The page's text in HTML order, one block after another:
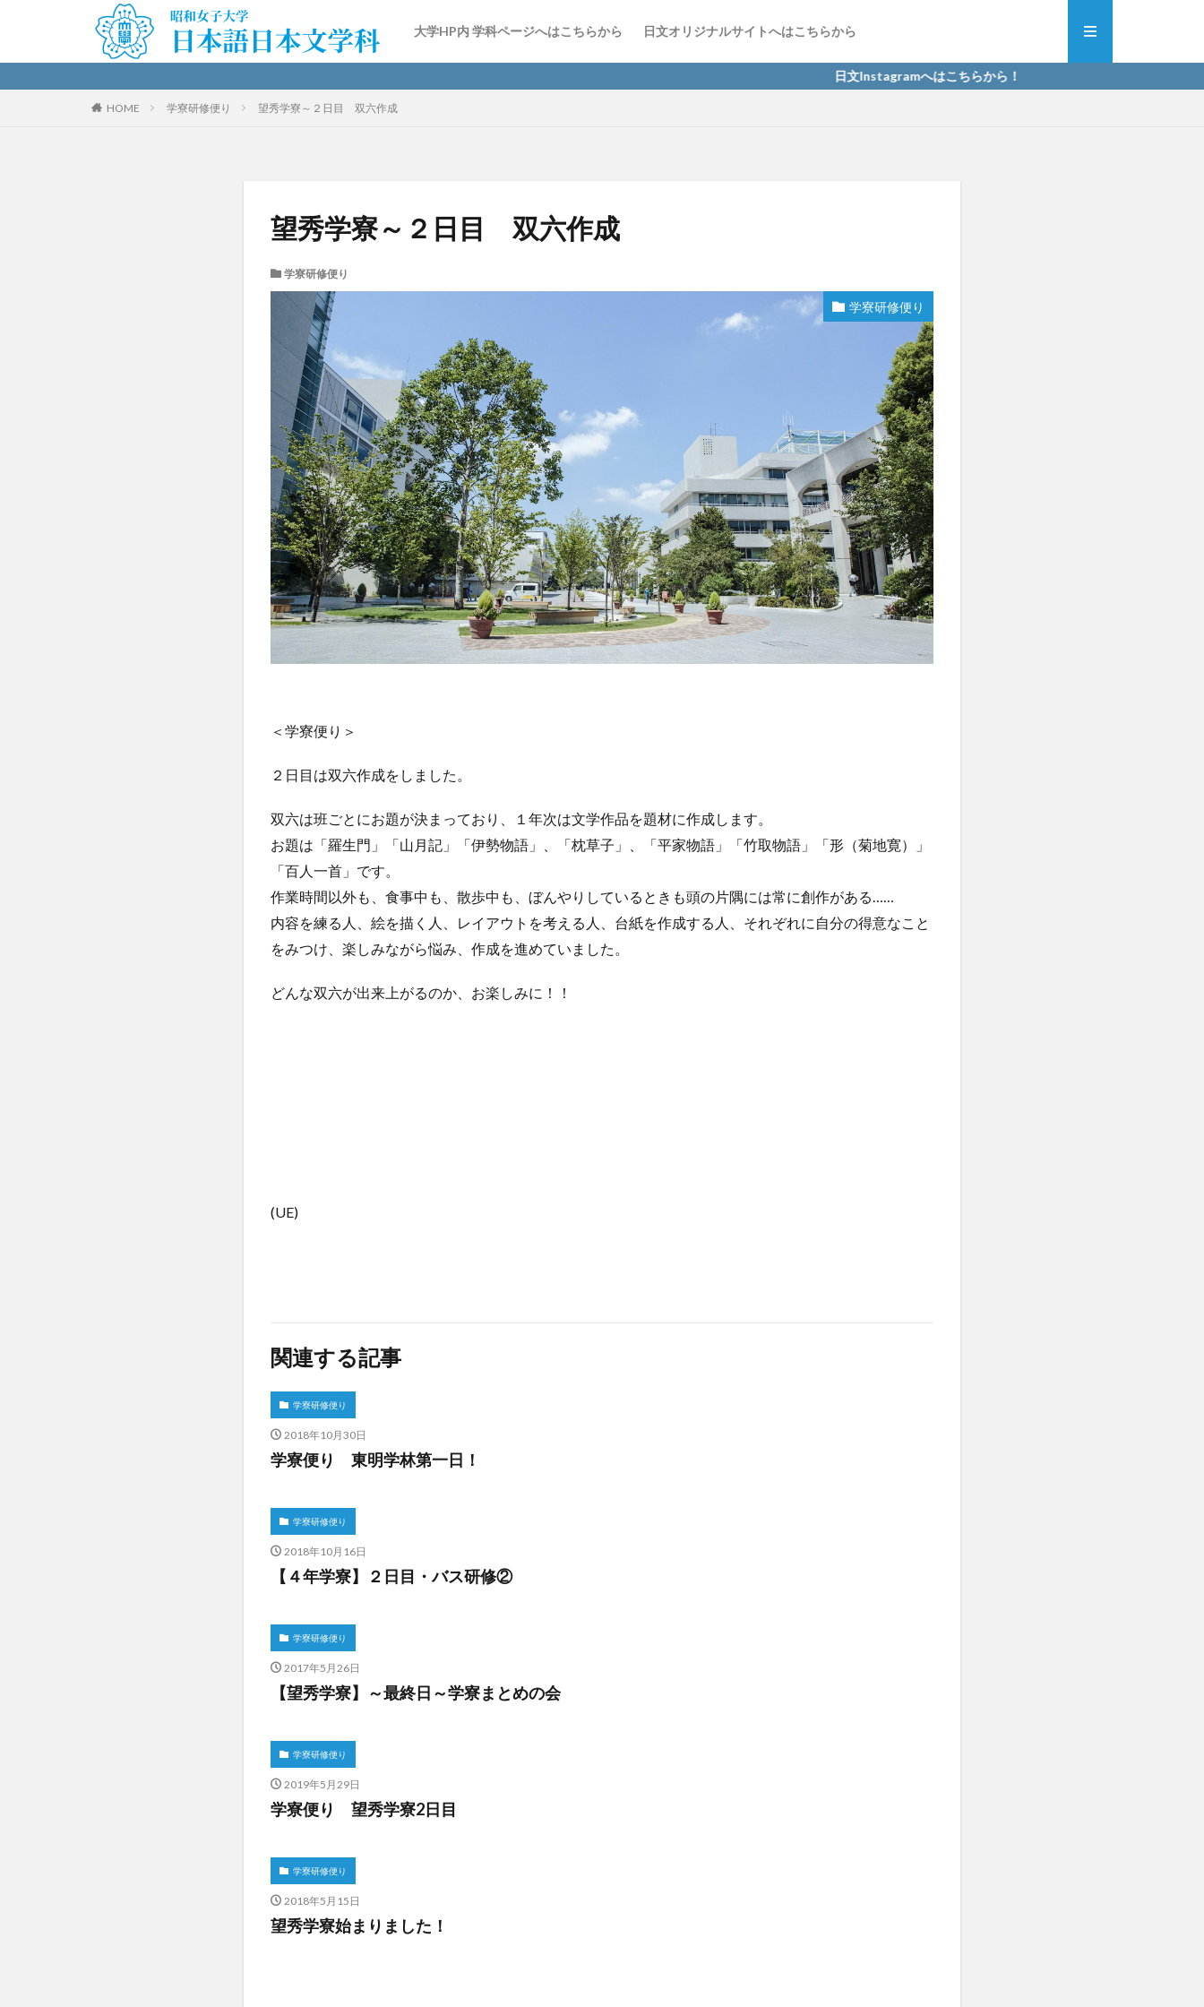
大学HP内 学科ページへはこちらから 日文オリジナルサイトへはこちらから
日文Instagramへはこちらから！
HOME 学寮研修便り 望秀学寮～２日目 双六作成
望秀学寮～２日目 双六作成
学寮研修便り
学寮研修便り
＜学寮便り＞
２日目は双六作成をしました。
双六は班ごとにお題が決まっており、１年次は文学作品を題材に作成します。
お題は「羅生門」「山月記」「伊勢物語」、「枕草子」、「平家物語」「竹取物語」「形（菊地寛）」
「百人一首」です。
作業時間以外も、食事中も、散歩中も、ぼんやりしているときも頭の片隅には常に創作がある……
内容を練る人、絵を描く人、レイアウトを考える人、台紙を作成する人、それぞれに自分の得意なこと
をみつけ、楽しみながら悩み、作成を進めていました。
どんな双六が出来上がるのか、お楽しみに！！
(UE)
関連する記事
学寮研修便り
2018年10月30日
学寮便り 東明学林第一日！
学寮研修便り
2018年10月16日
【４年学寮】２日目・バス研修②
学寮研修便り
2017年5月26日
【望秀学寮】～最終日～学寮まとめの会
学寮研修便り
2019年5月29日
学寮便り 望秀学寮2日目
学寮研修便り
2018年5月15日
望秀学寮始まりました！